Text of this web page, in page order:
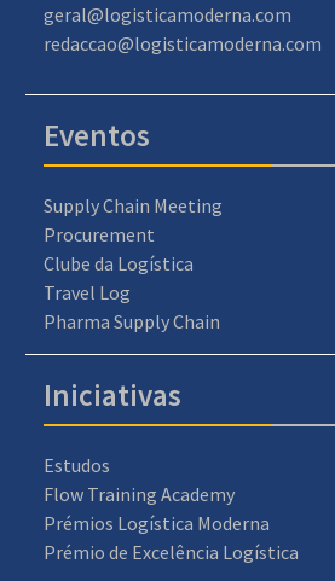
geral@logisticamoderna.com
redaccao@logisticamoderna.com
Eventos
Supply Chain Meeting
Procurement
Clube da Logística
Travel Log
Pharma Supply Chain
Iniciativas
Estudos
Flow Training Academy
Prémios Logística Moderna
Prémio de Excelência Logística